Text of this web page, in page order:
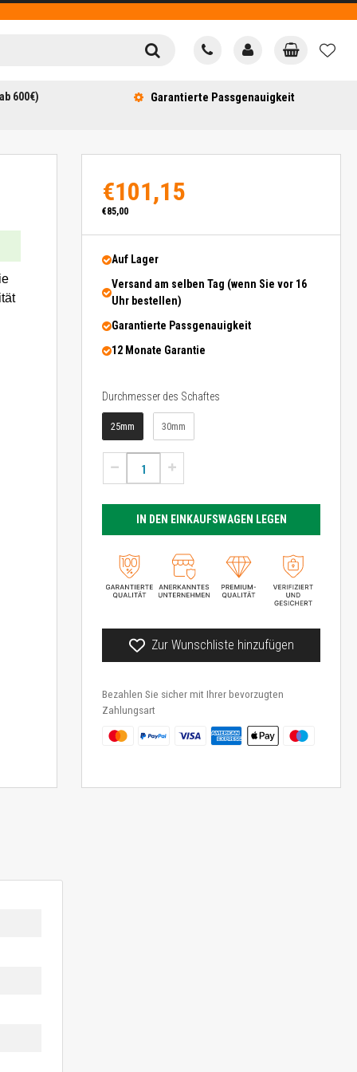
600€) Garantierte Passgenauigkeit
€101,15
€85,00
Auf Lager
Versand am selben Tag (wenn Sie vor 16
Uhr bestellen)
Garantierte Passgenauigkeit
12 Monate Garantie
Durchmesser des Schaftes
25mm 30mm
IN DEN EINKAUFSWAGEN LEGEN
Zur Wunschliste hinzufügen
Bezahlen Sie sicher mit Ihrer bevorzugten
Zahlungsart